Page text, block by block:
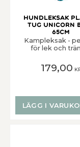
Hundleksak
tug Unicorn
65cm
Kampleksak -
för lek och
179,00
LÄGG I